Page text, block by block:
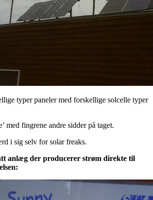
typer paneler med forskellige solcelle typer
med fingrene andre sidder på taget.
i sig selv for solar freaks.
anlæg der producerer strøm direkte til